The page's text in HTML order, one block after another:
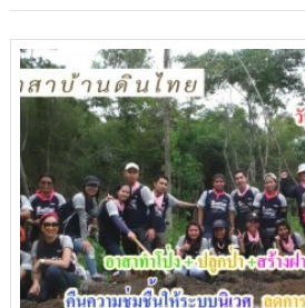
สัตว์
ป่า
ภูเขียว-
ทุ่ง
กะ
อำเภอ
เกษตรสมบูรณ์
จังหวัด
ชัยภูมิ